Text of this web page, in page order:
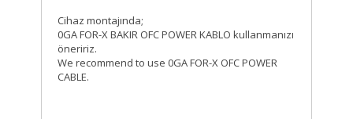
Cihaz montajında;
0GA FOR-X BAKIR OFC POWER KABLO kullanmanızı
öneririz.
We recommend to use 0GA FOR-X OFC POWER
CABLE.